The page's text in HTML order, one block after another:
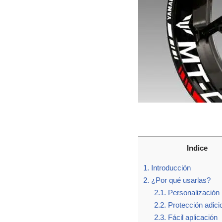
Indice
1. Introducción
2. ¿Por qué usarlas?
2.1. Personalización
2.2. Protección
2.3. Fácil aplicación